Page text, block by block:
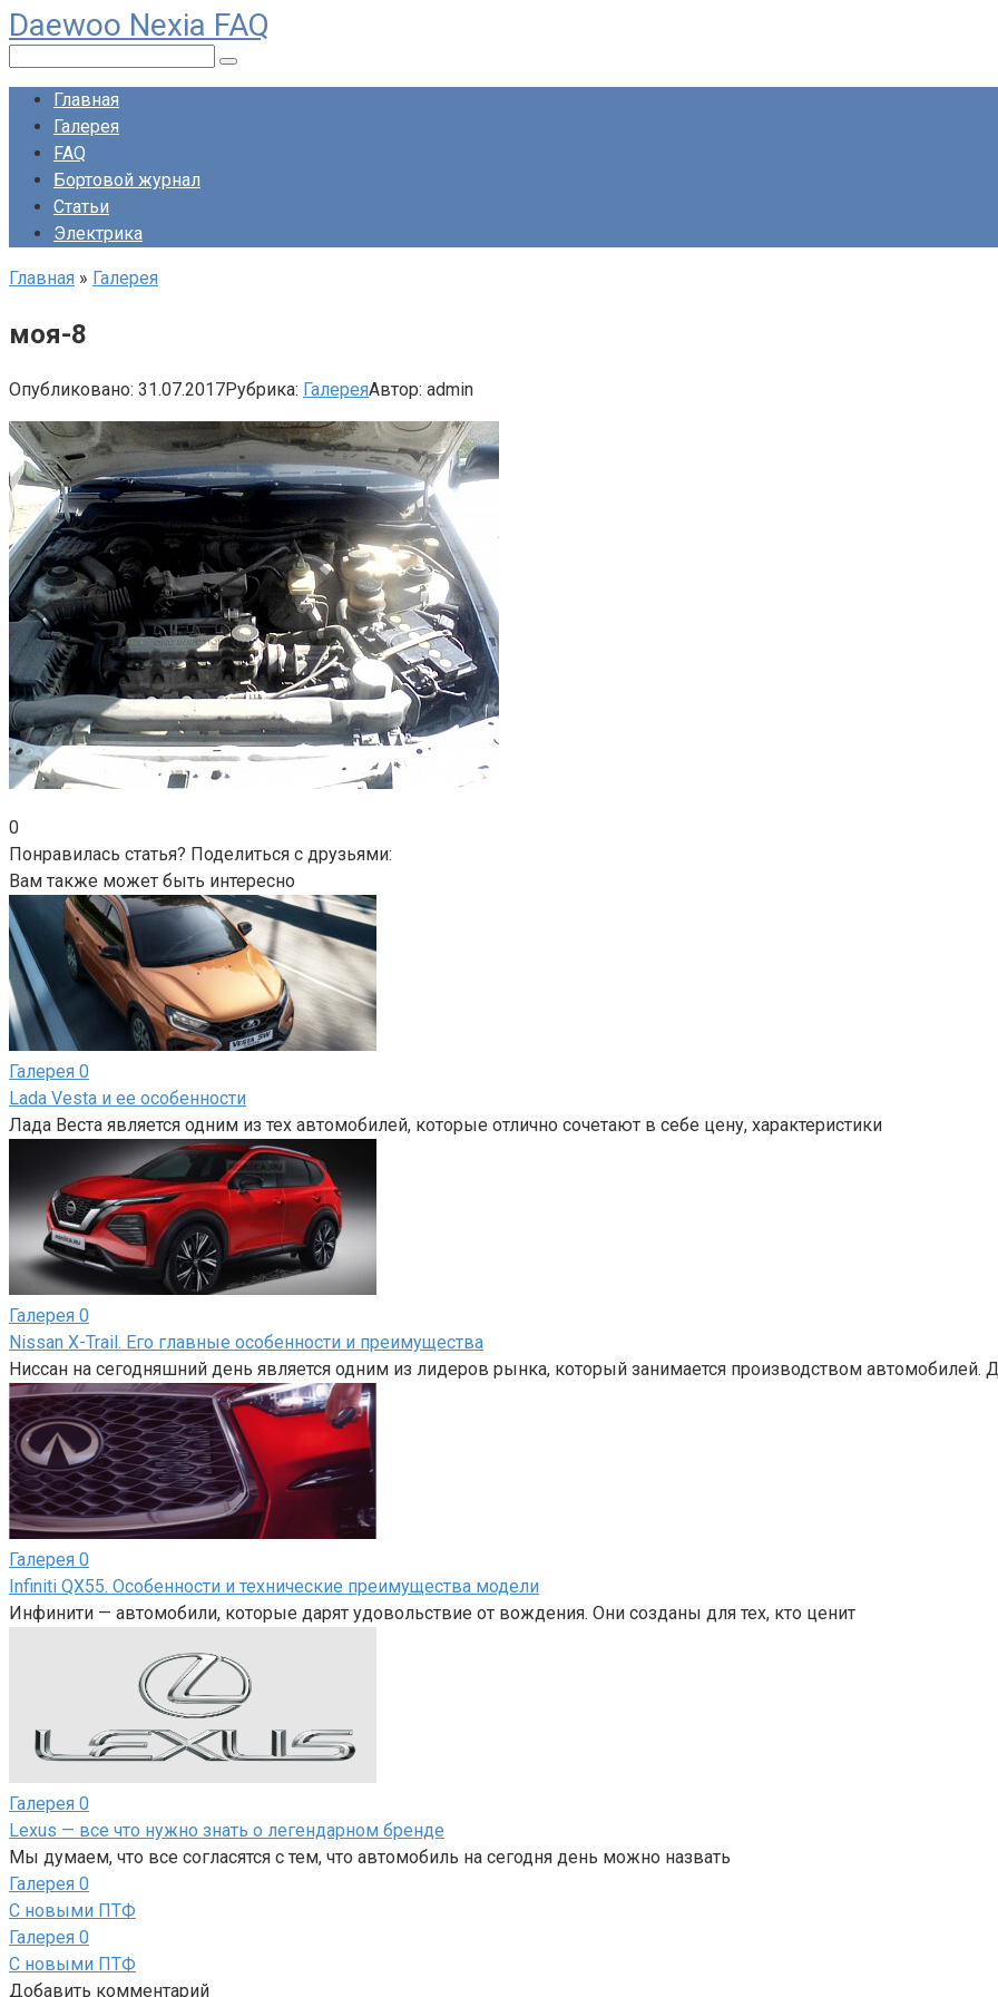
Перейти
к
контенту
Daewoo Nexia FAQ
Главная
Галерея
FAQ
Бортовой журнал
Статьи
Электрика
Главная » Галерея
моя-8
Опубликовано: 31.07.2017Рубрика: ГалереяАвтор: admin
0
Понравилась статья? Поделиться с друзьями:
Вам также может быть интересно
Галерея 0
Lada Vesta и ее особенности
Лада Веста является одним из тех автомобилей, которые отлично сочетают в себе цену, характеристики
Галерея 0
Nissan X-Trail. Его главные особенности и преимущества
Ниссан на сегодняшний день является одним из лидеров рынка, который занимается производством автомобилей.
Галерея 0
Infiniti QX55. Особенности и технические преимущества модели
Инфинити — автомобили, которые дарят удовольствие от вождения. Они созданы для тех, кто ценит
Галерея 0
Lexus — все что нужно знать о легендарном бренде
Мы думаем, что все согласятся с тем, что автомобиль на сегодня день можно назвать
Галерея 0
С новыми ПТФ
Галерея 0
С новыми ПТФ
Добавить комментарий